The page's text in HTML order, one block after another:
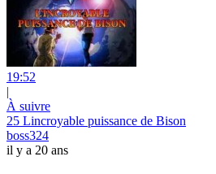
19:52
|
À suivre
25 Lincroyable puissance de Bison
boss324
il y a 20 ans